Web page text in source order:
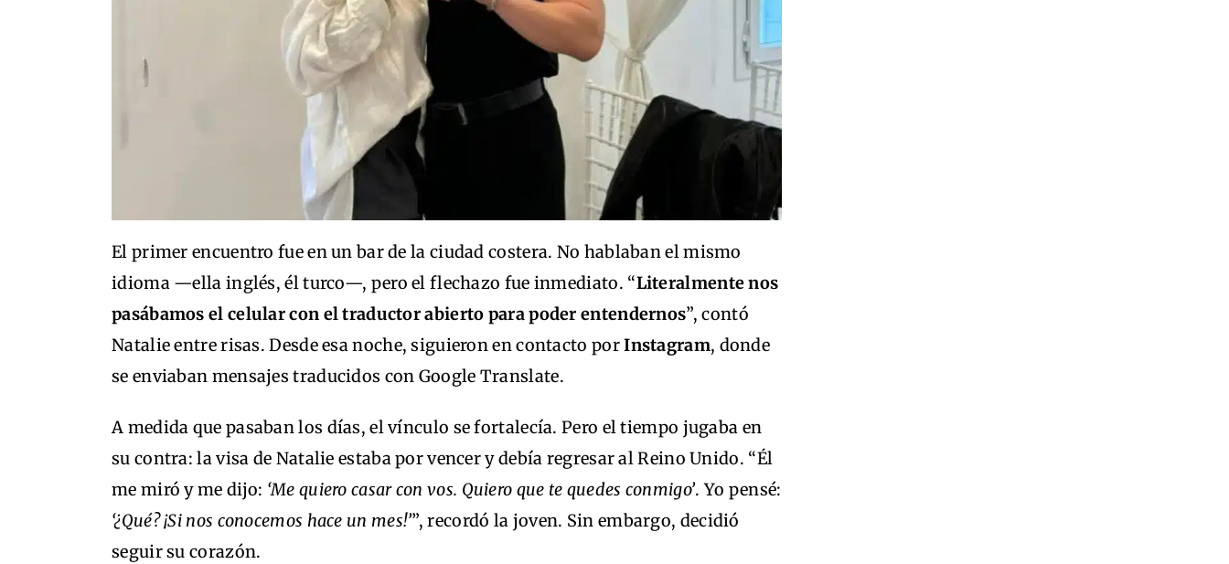
El primer encuentro fue en un bar de la ciudad costera. No hablaban el mismo
idioma —ella inglés, él turco—, pero el flechazo fue inmediato. “Literalmente nos
pasábamos el celular con el traductor abierto para poder entendernos”, contó
Natalie entre risas. Desde esa noche, siguieron en contacto porInstagram, donde
se enviaban mensajes traducidos con Google Translate.
A medida que pasaban los días, el vínculo se fortalecía. Pero el tiempo jugaba en
su contra: la visa de Natalie estaba por vencer y debía regresar al Reino Unido. “Él
me miró y me dijo: ‘Me quiero casar con vos. Quiero que te quedes conmigo’. Yo pensé:
‘¿Qué? ¡Si nos conocemos hace un mes!’”, recordó la joven. Sin embargo, decidió
seguir su corazón.